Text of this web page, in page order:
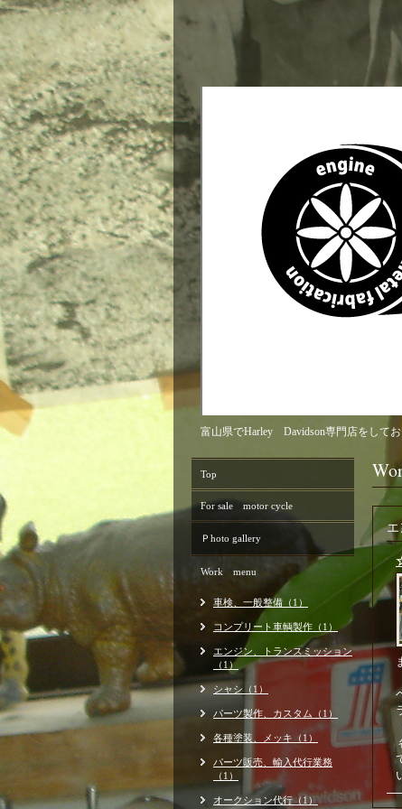
富山県でHarley Davidson専門店をして
エ
Top
For sale motor cycle
Ｐhoto gallery
Work menu
車検、一般整備（1）
コンプリート車輌製作（1）
エンジン、トランスミッション
（1）
シャシ（1）
パーツ製作、カスタム（1）
各種塗装、メッキ（1）
パーツ販売、輸入代行業務
（1）
オークション代行（1）